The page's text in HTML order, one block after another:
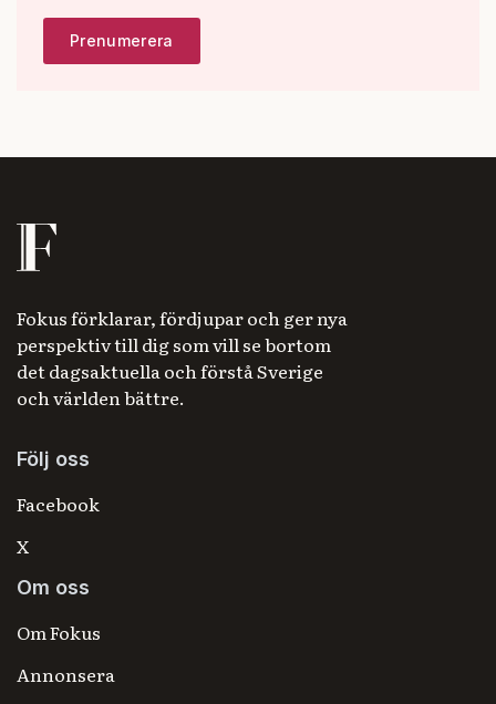
Fokus förklarar, fördjupar och ger nya
perspektiv till dig som vill se bortom
det dagsaktuella och förstå Sverige
och världen bättre.
Följ oss
Facebook
X
Om oss
Om Fokus
Annonsera